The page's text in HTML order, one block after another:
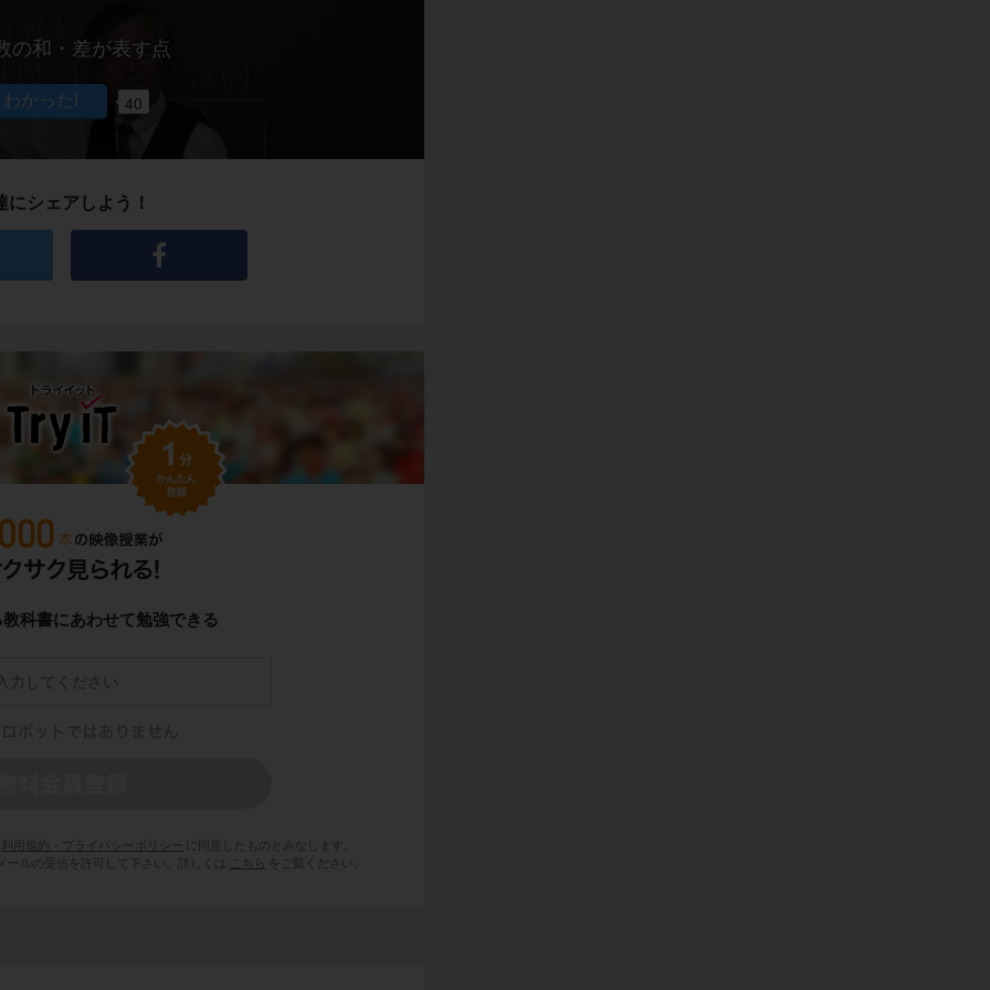
の和・差が表す点
40
にシェアしよう！
科書にあわせて勉強できる
利用規約・プライバシーポリシー
に同意したものとみなします。
ルの受信を許可して下さい。詳しくは
こちら をご覧ください。